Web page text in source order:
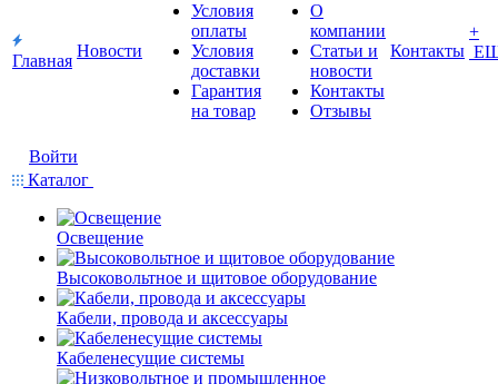
Главная
Новости
Условия
оплаты
Условия
доставки
Гарантия
на товар
О
компании
Статьи и
новости
Контакты
Отзывы
Контакты
+
Войти
Каталог
Освещение
Высоковольтное и щитовое оборудование
Кабели, провода и аксессуары
Кабеленесущие системы